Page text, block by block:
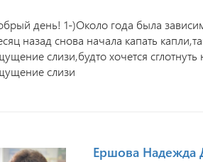
день! 1-)Около года была
назад снова начала капать
слизи,будто хочется
слизи
Ершова Надежда